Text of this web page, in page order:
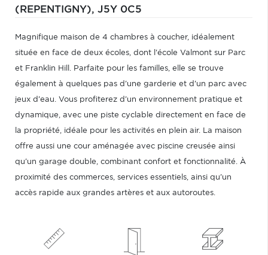
(REPENTIGNY), J5Y 0C5
Magnifique maison de 4 chambres à coucher, idéalement
située en face de deux écoles, dont l'école Valmont sur Parc
et Franklin Hill. Parfaite pour les familles, elle se trouve
également à quelques pas d'une garderie et d'un parc avec
jeux d'eau. Vous profiterez d'un environnement pratique et
dynamique, avec une piste cyclable directement en face de
la propriété, idéale pour les activités en plein air. La maison
offre aussi une cour aménagée avec piscine creusée ainsi
qu'un garage double, combinant confort et fonctionnalité. À
proximité des commerces, services essentiels, ainsi qu'un
accès rapide aux grandes artères et aux autoroutes.